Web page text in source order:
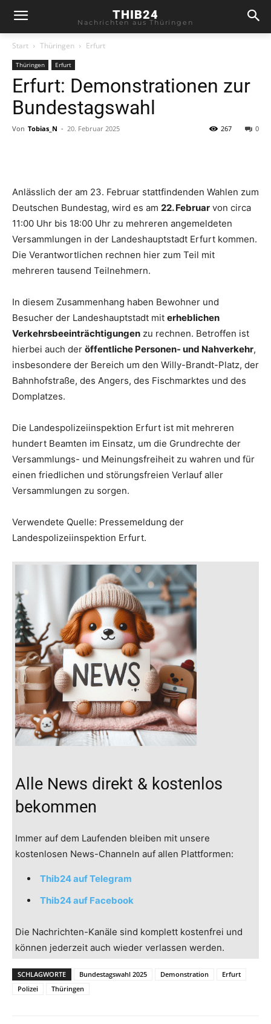
THIB24
Nachrichten aus Thüringen
Start Thüringen Erfurt
Thüringen Erfurt
Erfurt: Demonstrationen zur
Bundestagswahl
Von Tobias_N - 20. Februar 2025 0
267
Anlässlich der am 23. Februar stattfindenden Wahlen zum
Deutschen Bundestag, wird es am 22. Februar von circa
11:00 Uhr bis 18:00 Uhr zu mehreren angemeldeten
Versammlungen in der Landeshauptstadt Erfurt kommen.
Die Verantwortlichen rechnen hier zum Teil mit
mehreren tausend Teilnehmern.
In diesem Zusammenhang haben Bewohner und
Besucher der Landeshauptstadt mit erheblichen
Verkehrsbeeinträchtigungen zu rechnen. Betroffen ist
hierbei auch der öffentliche Personen- und Nahverkehr,
insbesondere der Bereich um den Willy-Brandt-Platz, der
Bahnhofstraße, des Angers, des Fischmarktes und des
Domplatzes.
Die Landespolizeiinspektion Erfurt ist mit mehreren
hundert Beamten im Einsatz, um die Grundrechte der
Versammlungs- und Meinungsfreiheit zu wahren und für
einen friedlichen und störungsfreien Verlauf aller
Versammlungen zu sorgen.
Verwendete Quelle: Pressemeldung der
Landespolizeiinspektion Erfurt.
Alle News direkt & kostenlos
bekommen
Immer auf dem Laufenden bleiben mit unsere
kostenlosen News-Channeln auf allen Plattformen:
Thib24 auf Telegram
Thib24 auf Facebook
Die Nachrichten-Kanäle sind komplett kostenfrei und
können jederzeit auch wieder verlassen werden.
SCHLAGWORTE Bundestagswahl 2025 Demonstration
Erfurt
Polizei
Thüringen